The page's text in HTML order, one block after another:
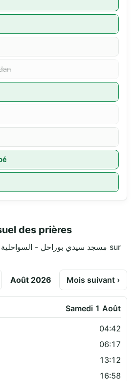
des prières
Août 2026 Mois suivant ›
Samedi 1 Août
04:42
06:17
13:12
16:58